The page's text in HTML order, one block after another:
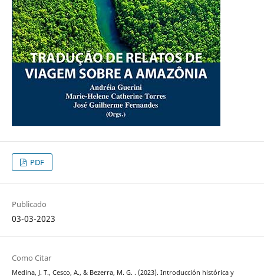
PDF
Publicado
03-03-2023
Como Citar
Medina, J. T., Cesco, A., & Bezerra, M. G. . (2023). Introducción histórica y